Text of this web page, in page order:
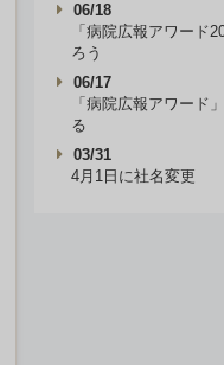
06/18
「病院広報アワード
ろう
06/17
「病院広報アワード
る
03/31
4月1日に社名変更